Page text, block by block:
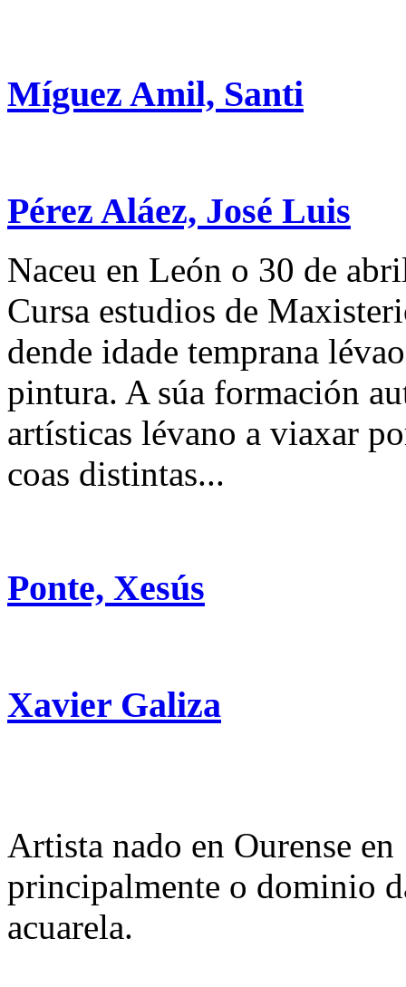
Míguez Amil, Santi
Pérez Aláez, José Luis
Naceu en León o 30 de
Cursa estudios de
dende idade temprana
pintura. A súa formación
artísticas lévano a viaxar
coas distintas...
Ponte, Xesús
Xavier Galiza
Artista nado en Ourense
principalmente o dominio
acuarela.